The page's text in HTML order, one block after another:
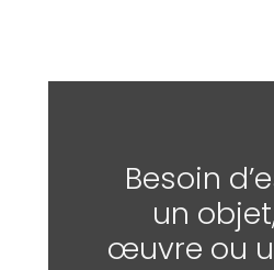
Besoin
un
œuvre ou